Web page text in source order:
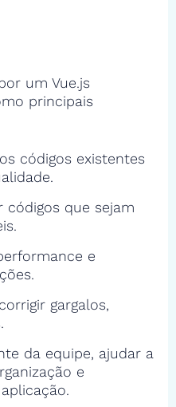
um Vue.js
principais
códigos existentes
códigos que sejam
e
gargalos,
da equipe, ajudar a
e